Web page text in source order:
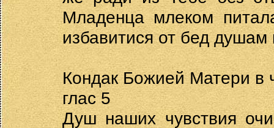
Младенца млеком
избавитися от бед
Кондак Божией Матери в
глас 5
Душ наших чувствия